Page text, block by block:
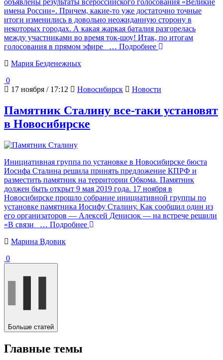
имена России». Причем, какие-то уже достаточно точные
итоги изменились в довольно неожиданную сторону в
некоторых городах. А какая жаркая баталия разгорелась
между участниками во время ток-шоу! Итак, по итогам
голосования в прямом эфире
… Подробнее
Мария Безденежных
0
17 ноября / 17:12
Новосибирск Новости
Памятник Сталину все-таки установят
в Новосибирске
Инициативная группа по установке в Новосибирске бюста
Иосифа Сталина решила принять предложение КПРФ и
разместить памятник на территории Обкома. Памятник
должен быть открыт 9 мая 2019 года. 17 ноября в
Новосибирске прошло собрание инициативной группы по
установке памятника Иосифу Сталину. Как сообщил один из
его организаторов — Алексей Денисюк — на встрече решили
«В связи
… Подробнее
Марина Вдовик
0
Больше статей
Главные темы